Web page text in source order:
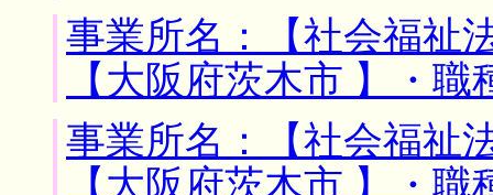
事業所名：【社会福祉
【大阪府茨木市 】・
事業所名：【社会福祉
【大阪府茨木市 】・